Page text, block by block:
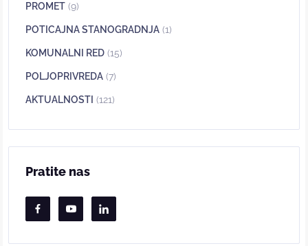
PROMET (9)
POTICAJNA STANOGRADNJA (1)
KOMUNALNI RED (15)
POLJOPRIVREDA (7)
AKTUALNOSTI (121)
Pratite nas